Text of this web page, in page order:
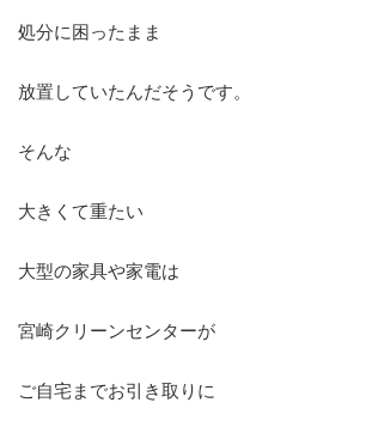
処分に困ったまま
放置していたんだそうです。
そんな
大きくて重たい
大型の家具や家電は
宮崎クリーンセンターが
ご自宅までお引き取りに